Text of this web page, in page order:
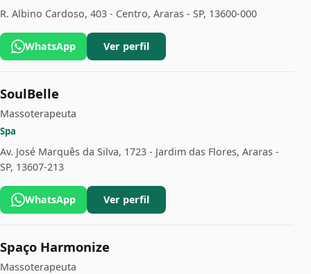
R. Albino Cardoso, 403 - Centro, Araras - SP, 13600-000
WhatsApp Ver perfil
SoulBelle
Massoterapeuta
Spa
Av. José Marquês da Silva, 1723 - Jardim das Flores, Araras -
SP, 13607-213
WhatsApp Ver perfil
Spaço Harmonize
Massoterapeuta